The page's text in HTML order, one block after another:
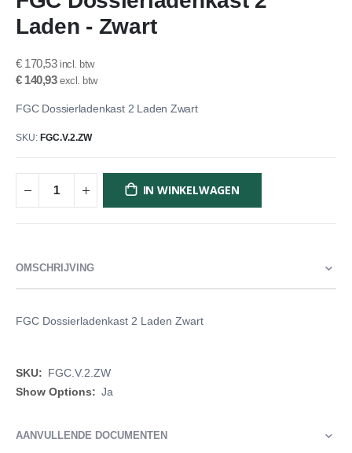
het
begin
de
afbeeldingen-
Laden - Zwart
€ 170,53
€ 140,93
FGC Dossierladenkast 2 Laden Zwart
SKU FGC.V.2.ZW
IN WINKELWAGEN
OMSCHRIJVING
FGC Dossierladenkast 2 Laden Zwart
Meer
informatie
FGC.V.2.ZW
Ja
AANVULLENDE DOCUMENTEN